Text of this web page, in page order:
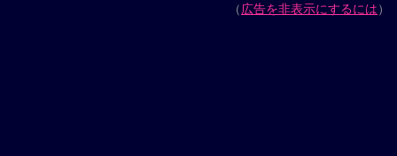
（広告を非表示にするには）